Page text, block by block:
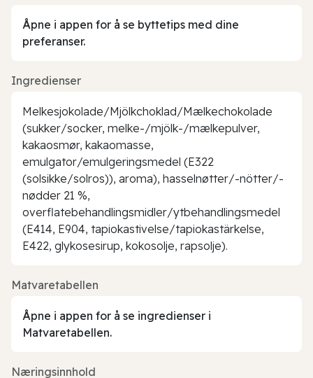
Åpne i appen for å se byttetips med dine
preferanser.
Ingredienser
Melkesjokolade/Mjölkchoklad/Mælkechokolade
(sukker/socker, melke-/mjölk-/mælkepulver,
kakaosmør, kakaomasse,
emulgator/emulgeringsmedel (E322
(solsikke/solros)), aroma), hasselnøtter/-nötter/-
nødder 21 %,
overflatebehandlingsmidler/ytbehandlingsmedel
(E414, E904, tapiokastivelse/tapiokastärkelse,
E422, glykosesirup, kokosolje, rapsolje).
Matvaretabellen
Åpne i appen for å se ingredienser i
Matvaretabellen.
Næringsinnhold